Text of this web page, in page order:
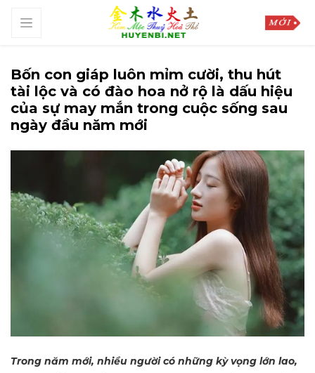
Bốn con giáp luôn mỉm cười, thu hút
tài lộc và có đào hoa nở rộ là dấu hiệu
của sự may mắn trong cuộc sống sau
ngày đầu năm mới
Trong năm mới, nhiều người có những kỳ vọng lớn lao,